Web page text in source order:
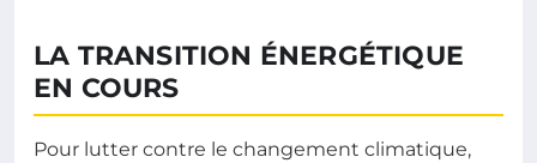
LA TRANSITION ÉNERGÉTIQUE
EN COURS
Pour lutter contre le changement climatique,